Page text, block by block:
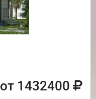
от 1432400